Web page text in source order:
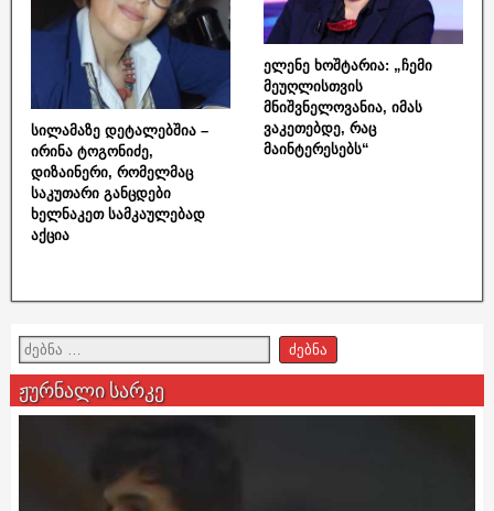
სილამაზე დეტალებშია –
ირინა ტოგონიძე,
დიზაინერი, რომელმაც
საკუთარი განცდები
ხელნაკეთ სამკაულებად
აქცია
ელენე ხოშტარია: „ჩემი
მეუღლისთვის
მნიშვნელოვანია, იმას
ვაკეთებდე, რაც
მაინტერესებს“
ჟურნალი სარკე